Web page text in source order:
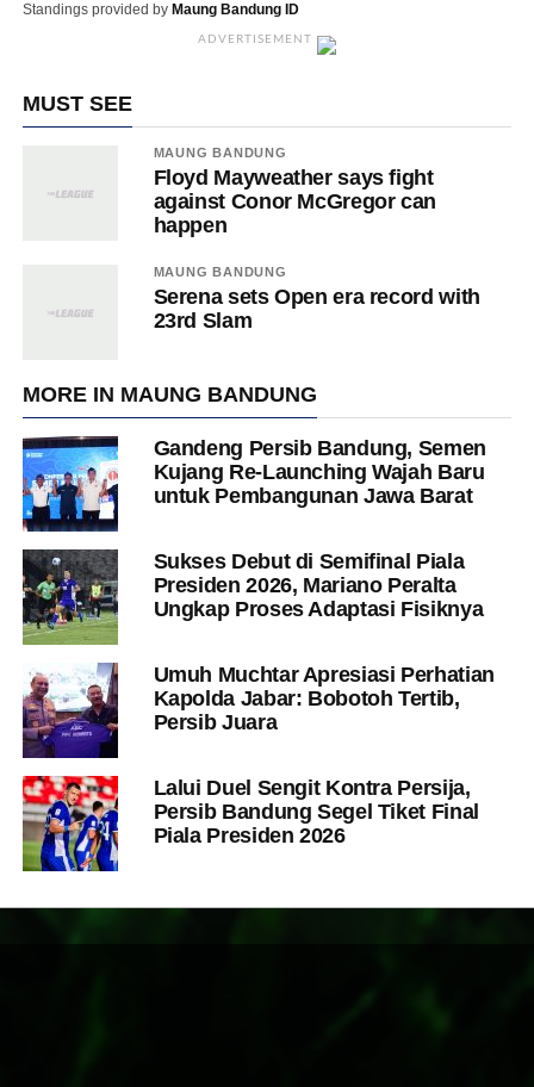
Standings provided by Maung Bandung ID
ADVERTISEMENT
MUST SEE
MAUNG BANDUNG
Floyd Mayweather says fight
against Conor McGregor can
happen
MAUNG BANDUNG
Serena sets Open era record with
23rd Slam
MORE IN MAUNG BANDUNG
Gandeng Persib Bandung, Semen
Kujang Re-Launching Wajah Baru
untuk Pembangunan Jawa Barat
Sukses Debut di Semifinal Piala
Presiden 2026, Mariano Peralta
Ungkap Proses Adaptasi Fisiknya
Umuh Muchtar Apresiasi Perhatian
Kapolda Jabar: Bobotoh Tertib,
Persib Juara
Lalui Duel Sengit Kontra Persija,
Persib Bandung Segel Tiket Final
Piala Presiden 2026